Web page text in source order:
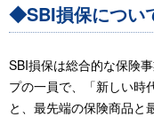
◆SBI損保につい
SBI損保は総合的な保険
プの一員で、「新しい時
と、最先端の保険商品と